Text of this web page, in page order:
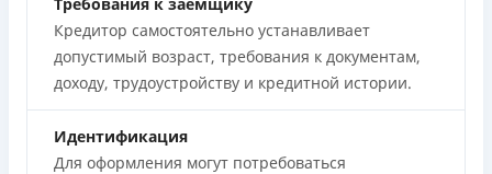
Кредитор самостоятельно устанавливает
допустимый возраст, требования к документам,
доходу, трудоустройству и кредитной истории.
Идентификация
Для оформления могут потребоваться